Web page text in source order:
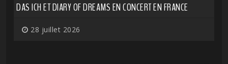
DAS ICH ET DIARY OF DREAMS EN CONCERT EN FRANCE
28 juillet 2026